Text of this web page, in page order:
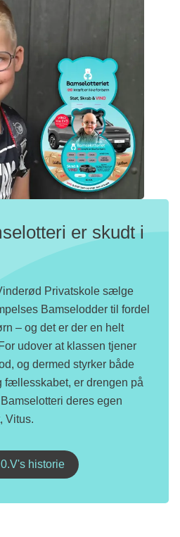
er skudt i
Privatskole sælge
Bamselodder til fordel
– og det er der en helt
udover at klassen tjener
og dermed styrker både
fællesskabet, er drengen på
deres egen
Vitus.
historie